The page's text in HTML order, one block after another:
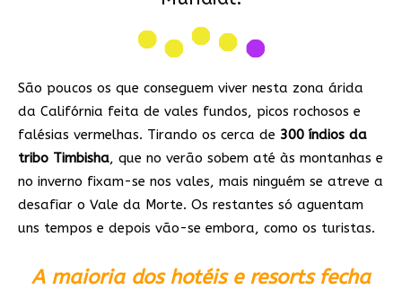
São poucos os que conseguem viver nesta zona árida
da Califórnia feita de vales fundos, picos rochosos e
falésias vermelhas. Tirando os cerca de 300 índios da
tribo Timbisha, que no verão sobem até às montanhas e
no inverno fixam-se nos vales, mais ninguém se atreve a
desafiar o Vale da Morte. Os restantes só aguentam
uns tempos e depois vão-se embora, como os turistas.
A maioria dos hotéis e resorts fecha